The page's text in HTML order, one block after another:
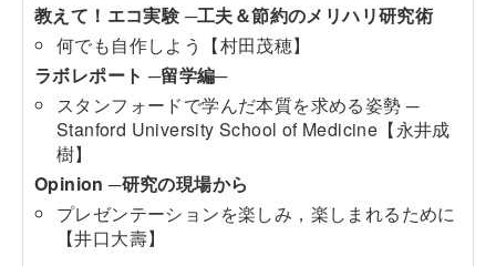
教えて！エコ実験 ─工夫＆節約のメリハリ研究術
何でも自作しよう【村田茂穂】
ラボレポート ─留学編─
スタンフォードで学んだ本質を求める姿勢 ─
Stanford University School of Medicine【永井成
樹】
Opinion ─研究の現場から
プレゼンテーションを楽しみ，楽しまれるために
【井口大壽】